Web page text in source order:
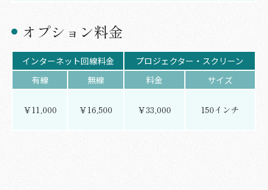
オプション料金
インターネット回線料金
プロジェクター・スクリーン
有線
無線 料金 サイズ
￥11,000 ￥16,500 ￥33,000 150インチ